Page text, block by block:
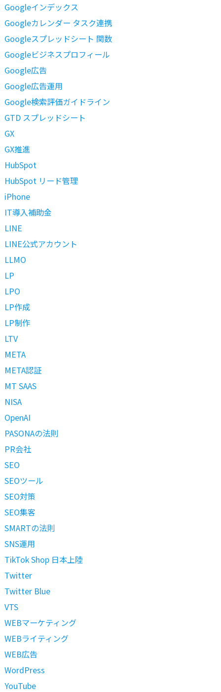
Googleインデックス
Googleカレンダー タスク連携
Googleスプレッドシート 関数
Googleビジネスプロフィール
Google広告
Google広告運用
Google検索評価ガイドライン
GTD スプレッドシート
GX
GX推進
HubSpot
HubSpot リード管理
iPhone
IT導入補助金
LINE
LINE公式アカウント
LLMO
LP
LPO
LP作成
LP制作
LTV
META
META認証
MT SAAS
NISA
OpenAI
PASONAの法則
PR会社
SEO
SEOツール
SEO対策
SEO集客
SMARTの法則
SNS運用
TikTok Shop 日本上陸
Twitter
Twitter Blue
VTS
WEBマーケティング
WEBライティング
WEB広告
WordPress
YouTube